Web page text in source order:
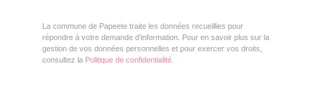
La commune de Papeete traite les données recueillies pour
répondre à votre demande d’information. Pour en savoir plus sur la
gestion de vos données personnelles et pour exercer vos droits,
consultez la Politique de confidentialité